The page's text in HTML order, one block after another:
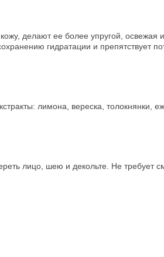
делают ее более упругой,
гидратации и препятствует
лимона, вереска, толокнянки,
лицо, шею и декольте. Не требует